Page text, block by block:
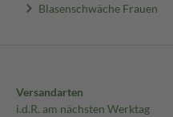
Blasenschwäche Frauen
Versandarten
i.d.R. am nächsten Werktag